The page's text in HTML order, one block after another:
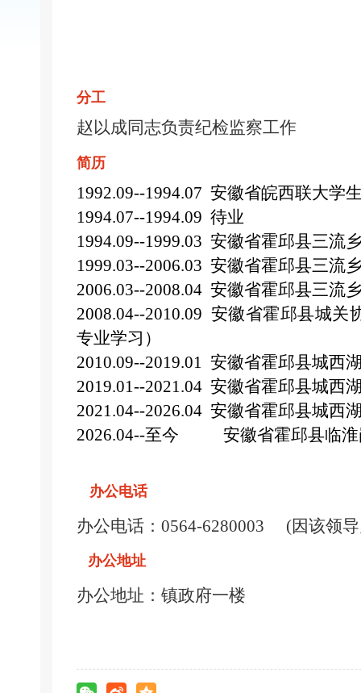
分工
赵以成同志负责纪检监察工作
简历
1992.09--1994.07 安徽省皖西联大学
1994.07--1994.09 待业
1994.09--1999.03 安徽省霍邱县三流
1999.03--2006.03 安徽省霍邱县三流
2006.03--2008.04 安徽省霍邱县三流
2008.04--2010.09 安徽省霍邱县城关
专业学习）
2010.09--2019.01 安徽省霍邱县城西
2019.01--2021.04 安徽省霍邱县城西
2021.04--2026.04 安徽省霍邱县城西
2026.04--至今
安徽省霍邱县临
办公电话
办公电话： 0564-6280003 (因该领导
办公地址
办公地址：镇政府一楼